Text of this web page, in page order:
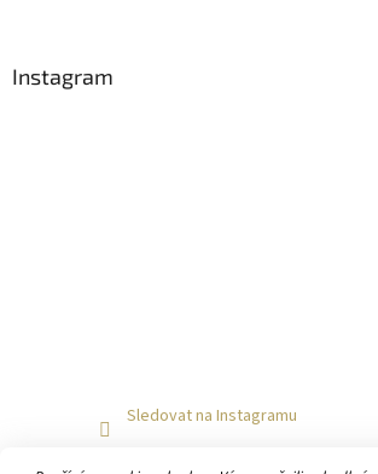
Instagram
Sledovat na Instagramu